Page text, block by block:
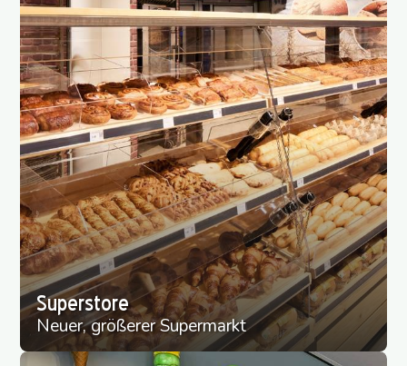
Superstore
Neuer, größerer Supermarkt